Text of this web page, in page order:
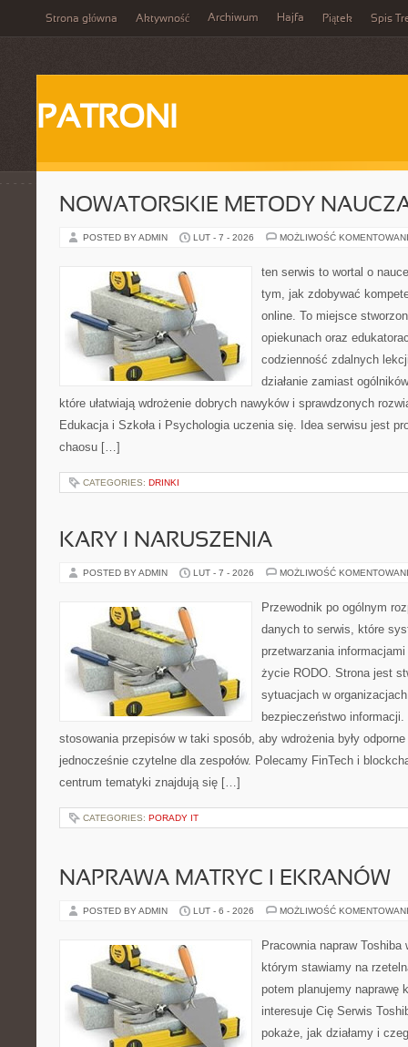
Strona główna Aktywność Archiwum Hajfa Piątek Spis
PATRONI
NOWATORSKIE METODY
POSTED BY ADMIN LUT - 7 - 2026 MOŻLIWOŚĆ
ten serwis to wortal o
tym, jak zdobywać
online. To miejsce
opiekunach oraz
codzienność zdalnych
działanie zamiast
które ułatwiają wdrożenie dobrych nawyków i sprawdzonych
Edukacja i Szkoła i Psychologia uczenia się. Idea serwisu jest
chaosu […]
CATEGORIES: DRINKI
KARY I NARUSZENIA
POSTED BY ADMIN LUT - 7 - 2026 MOŻLIWOŚĆ
Przewodnik po ogólnym
danych to serwis, które
przetwarzania
życie RODO. Strona jest
sytuacjach w
bezpieczeństwo
stosowania przepisów w taki sposób, aby wdrożenia były
jednocześnie czytelne dla zespołów. Polecamy FinTech i
centrum tematyki znajdują się […]
CATEGORIES: PORADY IT
NAPRAWA MATRYC I EKRANÓW
POSTED BY ADMIN LUT - 6 - 2026 MOŻLIWOŚĆ
Pracownia napraw
którym stawiamy na
potem planujemy naprawę
interesuje Cię Serwis
pokaże, jak działamy i